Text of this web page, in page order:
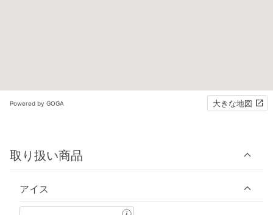
Powered by GOGA 大きな地図
取り扱い商品
アイス